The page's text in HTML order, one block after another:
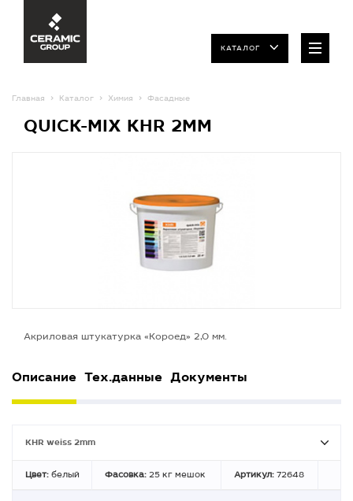
КАТАЛОГ
Главная Каталог Химия Фасадные
QUICK-MIX KHR 2MM
Акриловая штукатурка «Короед» 2,0 мм.
Описание Тех.данные Документы
KHR weiss 2mm
Цвет: белый Фасовка: 25 кг мешок Артикул: 72648